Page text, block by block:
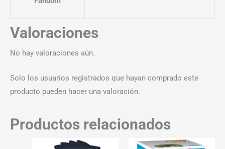
Valoraciones
No hay valoraciones aún.
Solo los usuarios registrados que hayan comprado este
producto pueden hacer una valoración.
Productos relacionados